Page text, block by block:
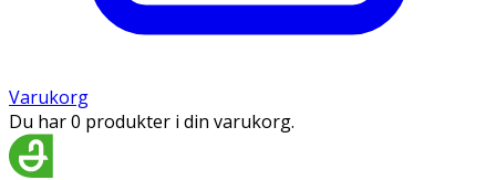
Varukorg
Du har 0 produkter i din varukorg.